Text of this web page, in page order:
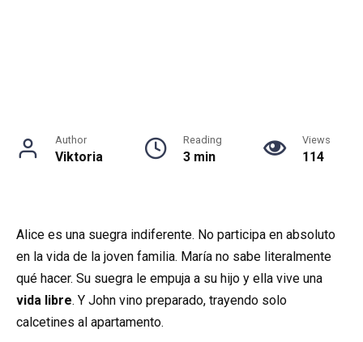
Author
Viktoria
Reading
3 min
Views
114
Alice es una suegra indiferente. No participa en absoluto
en la vida de la joven familia. María no sabe literalmente
qué hacer. Su suegra le empuja a su hijo y ella vive una
vida libre. Y John vino preparado, trayendo solo
calcetines al apartamento.